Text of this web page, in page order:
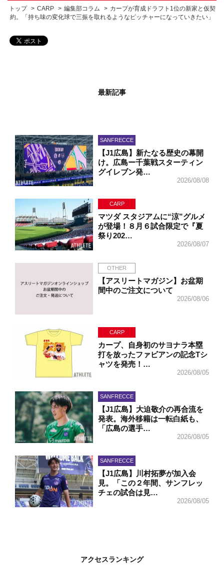
トップ CARP 編集部コラム
カープが育成ドラフト1位の新家と仮契
約。「持ち味の変化球で三振を取れるようなピッチャーになっていきたい」
最新記事
SANFRECCE
【J1広島】新たなる歴史の幕開
け。広島ー千葉戦スターティン
グイレブン発…
2026/08/08
CARP
マツダ スタジアムに“涼”グルメ
が登場！８月６試合限定で『夏
祭り202…
2026/08/07
OTHER
【アスリートマガジン】お盆期
間中のご注文について
2026/08/06
CARP
カープ、自身初のサヨナラ本塁
打を放ったファビアンの記念Tシ
ャツを発売！…
2026/08/05
SANFRECCE
【J1広島】大迫敬介の再合流を
発表。海外移籍は一転白紙も、
「広島の選手…
2026/08/05
SANFRECCE
【J1広島】川村拓夢が加入会
見。「この２年間、サンフレッ
チェの試合は見…
2026/08/05
アクセスランキング